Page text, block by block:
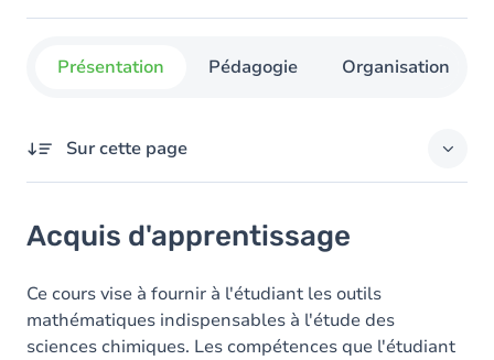
Présentation Pédagogie Organisation
Sur cette page
Objectifs
Contenu
Table des matières
Acquis d'apprentissage
Ce cours vise à fournir à l'étudiant les outils
mathématiques indispensables à l'étude des
sciences chimiques. Les compétences que l'étudiant